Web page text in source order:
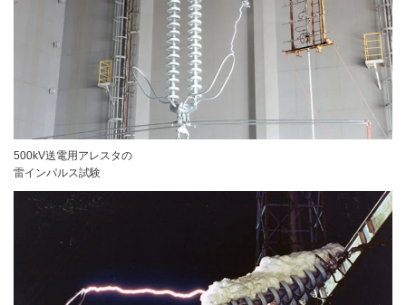
500kV送電用アレスタの
雷インパルス試験